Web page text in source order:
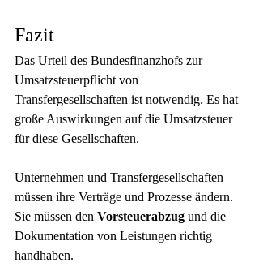
Fazit
Das Urteil des Bundesfinanzhofs zur
Umsatzsteuerpflicht von
Transfergesellschaften ist notwendig. Es hat
große Auswirkungen auf die Umsatzsteuer
für diese Gesellschaften.
Unternehmen und Transfergesellschaften
müssen ihre Verträge und Prozesse ändern.
Sie müssen den Vorsteuerabzug und die
Dokumentation von Leistungen richtig
handhaben.